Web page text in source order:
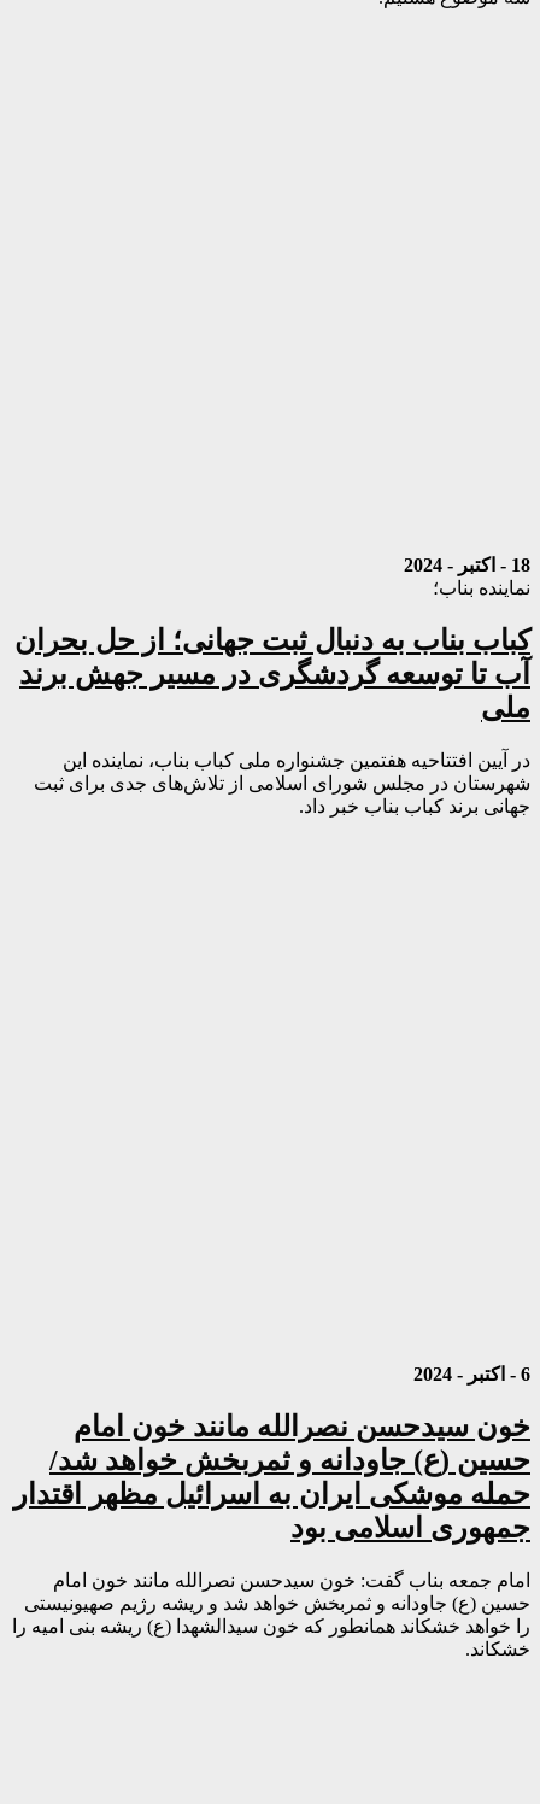
18 - اکتبر - 2024
نماینده بناب؛
کباب بناب به دنبال ثبت جهانی؛ از حل بحران
آب تا توسعه گردشگری در مسیر جهش برند
ملی
در آیین افتتاحیه هفتمین جشنواره ملی کباب بناب، نماینده این
شهرستان در مجلس شورای اسلامی از تلاش‌های جدی برای ثبت
جهانی برند کباب بناب خبر داد.
6 - اکتبر - 2024
خون سیدحسن نصرالله مانند خون امام
حسین (ع) جاودانه و ثمربخش خواهد شد/
حمله موشکی ایران به اسرائیل مظهر اقتدار
جمهوری اسلامی بود
امام جمعه بناب گفت: خون سیدحسن نصرالله مانند خون امام
حسین (ع) جاودانه و ثمربخش خواهد شد و ریشه رژیم صهیونیستی
را خواهد خشکاند همانطور که خون سیدالشهدا (ع) ریشه بنی امیه را
خشکاند.